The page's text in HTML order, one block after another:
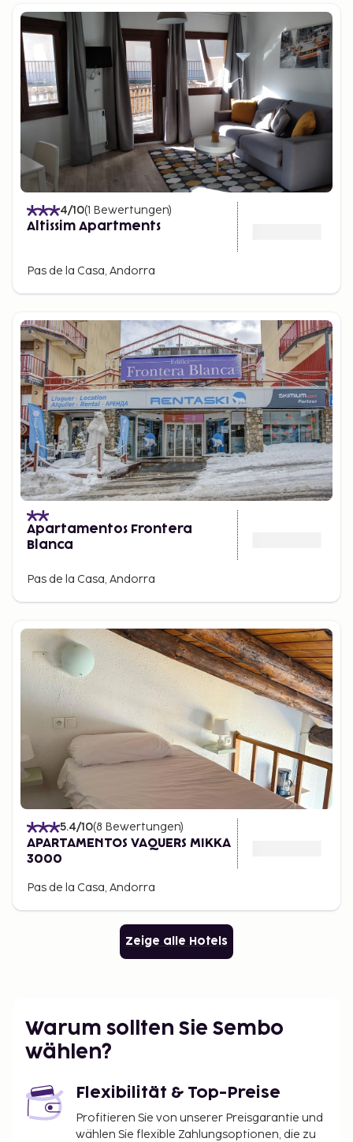
4/10(1 Bewertungen)
Altissim Apartments
Pas de la Casa, Andorra
Apartamentos Frontera
Blanca
Pas de la Casa, Andorra
5.4/10(8 Bewertungen)
APARTAMENTOS VAQUERS MIKKA
3000
Pas de la Casa, Andorra
Zeige alle Hotels
Warum sollten Sie Sembo
wählen?
Flexibilität & Top-Preise
Profitieren Sie von unserer Preisgarantie und
wählen Sie flexible Zahlungsoptionen, die zu